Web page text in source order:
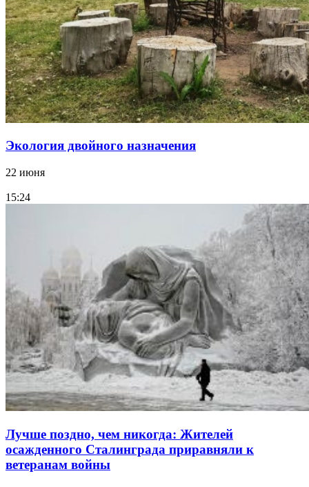
Экология двойного назначения
22 июня
15:24
Лучше поздно, чем никогда: Жителей
осажденного Сталинграда приравняли к
ветеранам войны